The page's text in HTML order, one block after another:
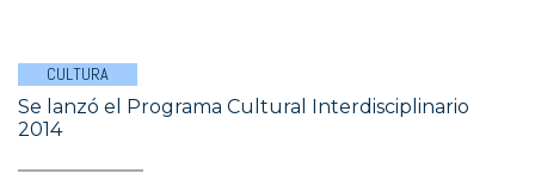
CULTURA
Se lanzó el Programa Cultural Interdisciplinario
2014